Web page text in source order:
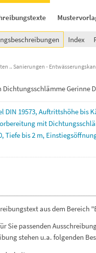
Index
Sanierungen -
Gerinne
DIN 19573, Auftrittshöhe bis
mit
Tiefe bis2 m,
aus dem Bereich
Sie passenden
stehen u.a. folgenden